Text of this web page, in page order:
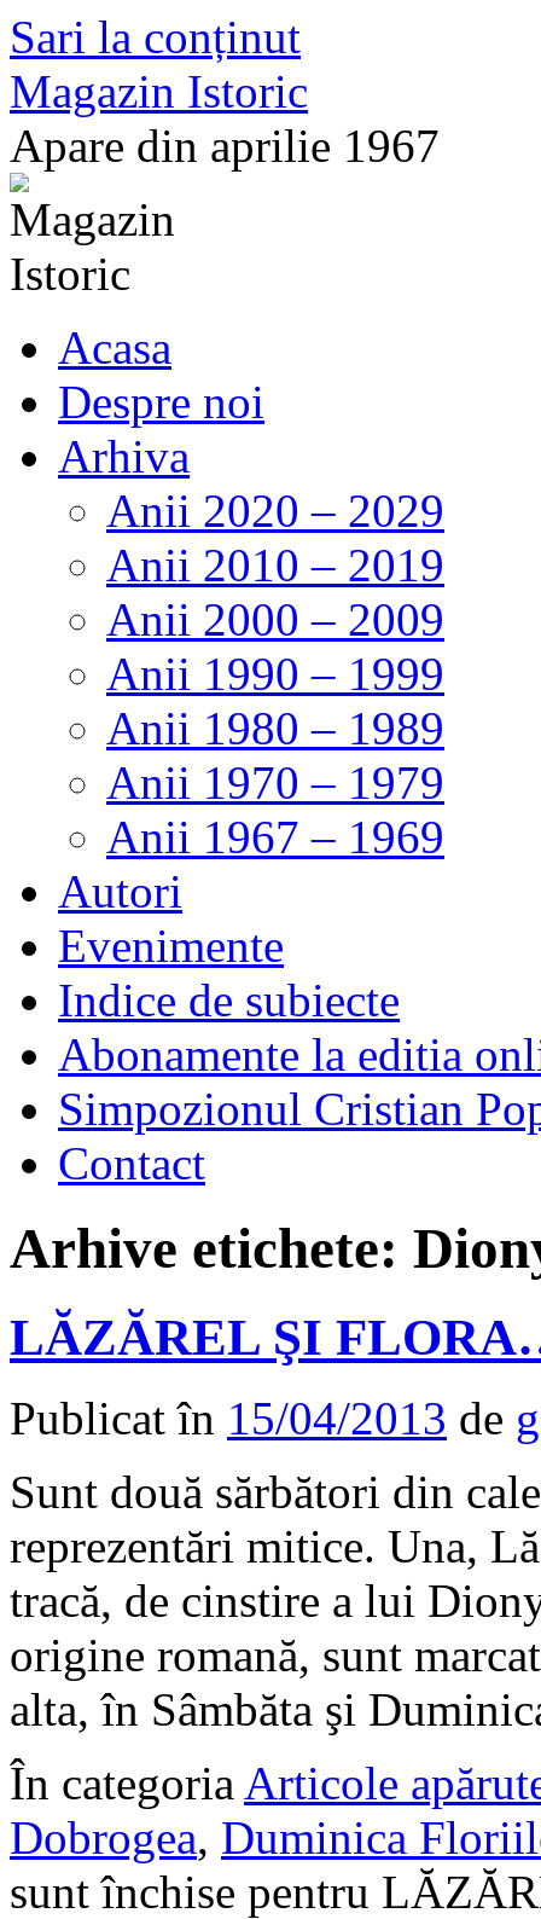
Sari la conținut
Magazin Istoric
Apare din aprilie 1967
Acasa
Despre noi
Arhiva
Anii 2020 – 2029
Anii 2010 – 2019
Anii 2000 – 2009
Anii 1990 – 1999
Anii 1980 – 1989
Anii 1970 – 1979
Anii 1967 – 1969
Autori
Evenimente
Indice de subiecte
Abonamente la editia
Simpozionul Cristian
Contact
Arhive etichete:
LĂZĂREL ŞI
Publicat în 15/04/2013 de
Sunt două sărbători din
reprezentări mitice. Una,
tracă, de cinstire a lui
origine romană, sunt
alta, în Sâmbăta şi
În categoria Articole
Dobrogea, Duminica
sunt închise pentru